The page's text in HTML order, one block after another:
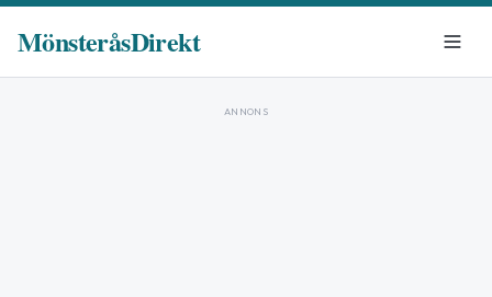
MönsteråsDirekt
ANNONS